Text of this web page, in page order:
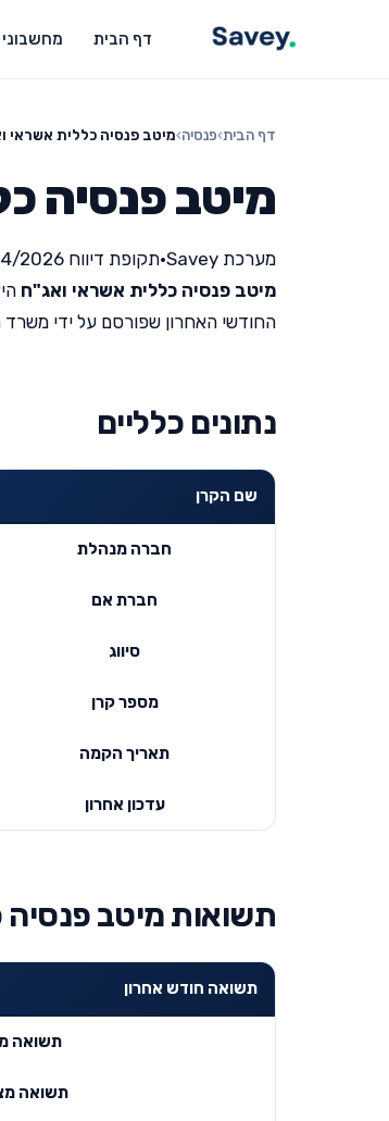
דף הבית מחשבוני
דף הבית›פנסיה›מיטב פנסיה כללית אשראי
מיטב פנסיה
מערכת Savey •תקופת דיווח 04/2026
מיטב פנסיה כללית אשראי ואג"ח
החודשי האחרון שפורסם על ידי משרד
נתונים כלליים
שם הקרן
חברה מנהלת
חברת אם
סיווג
מספר קרן
תאריך הקמה
עדכון אחרון
תשואות מיטב
תשואה חודש אחרון
תשואה
תשואה